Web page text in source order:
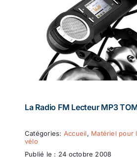
La Radio FM Lecteur MP3
Catégories: Accueil, Matériel pour
vélo
Publié le : 24 octobre 2008